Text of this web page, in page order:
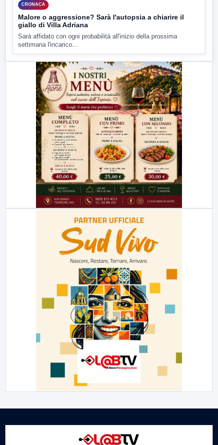
CRONACA
Malore o aggressione? Sarà l'autopsia a chiarire il
giallo di Villa Adriana
Sarà affidato con ogni probabilità all'inizio della prossima
settimana l'incarico...